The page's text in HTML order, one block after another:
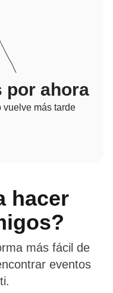
por ahora
vuelve más tarde
hacer
más fácil de
eventos